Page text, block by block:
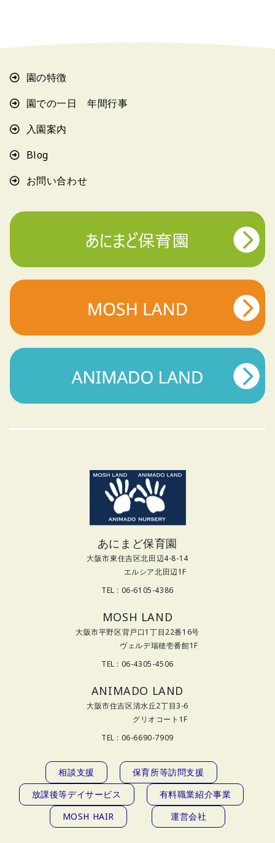
園の特徴
園での一日 年間行事
入園案内
Blog
お問い合わせ
あにまど保育園
大阪市東住吉区北田辺4-8-14
エルシア北田辺1F
TEL : 06-6105-4386
MOSH LAND
大阪市平野区背戸口1丁目22番16号
ヴェルデ瑞穂壱番館1F
TEL : 06-4305-4506
ANIMADO LAND
大阪市住吉区清水丘2丁目3-6
グリオコート1F
TEL : 06-6690-7909
相談支援
保育所等訪問支援
放課後等デイサービス
有料職業紹介事業
MOSH HAIR
運営会社